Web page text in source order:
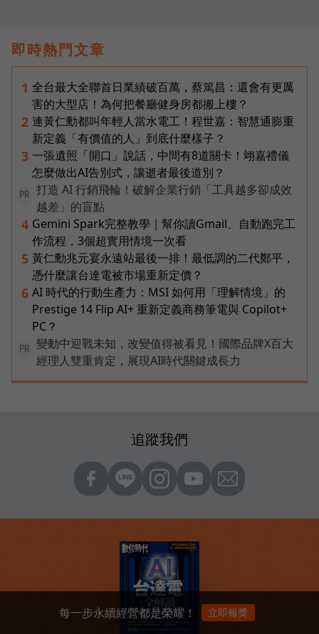
即時熱門文章
1 全台最大全聯首日業績破百萬，蔡篤昌：還會有更厲
害的大型店！為何把餐廳健身房都搬上樓？
2 連黃仁勳都叫年輕人當水電工！程世嘉：智慧通膨重
新定義「有價值的人」到底什麼樣子？
3 一張遺照「開口」說話，中間有8道關卡！翊嘉禮儀
怎麼做出AI告別式，讓逝者最後道別？
PR
打造 AI 行銷飛輪！破解企業行銷「工具越多卻成效
越差」的盲點
4 Gemini Spark完整教學｜幫你讀Gmail、自動跑完工
作流程，3個超實用情境一次看
5 黃仁勳兆元宴永遠站最後一排！最低調的二代鄭平，
憑什麼讓台達電被市場重新定價？
6 AI 時代的行動生產力：MSI 如何用「理解情境」的
Prestige 14 Flip AI+ 重新定義商務筆電與 Copilot+
PC？
PR
變動中迎戰未知，改變值得被看見！國際品牌X百大
經理人雙重肯定，展現AI時代關鍵成長力
追蹤我們
每一步永續經營都是榮耀！ 立即報獎